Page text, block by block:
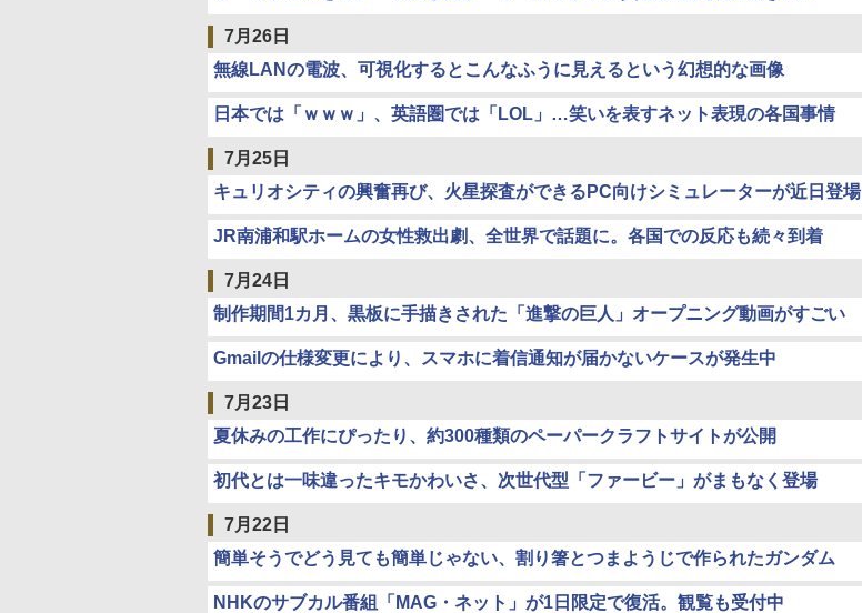
7月26日
無線LANの電波、可視化するとこんなふうに見えるという幻想的な画像
日本では「ｗｗｗ」、英語圏では「LOL」…笑いを表すネット表現の各国事情
7月25日
キュリオシティの興奮再び、火星探査ができるPC向けシミュレーターが近日登場
JR南浦和駅ホームの女性救出劇、全世界で話題に。各国での反応も続々到着
7月24日
制作期間1カ月、黒板に手描きされた「進撃の巨人」オープニング動画がすごい
Gmailの仕様変更により、スマホに着信通知が届かないケースが発生中
7月23日
夏休みの工作にぴったり、約300種類のペーパークラフトサイトが公開
初代とは一味違ったキモかわいさ、次世代型「ファービー」がまもなく登場
7月22日
簡単そうでどう見ても簡単じゃない、割り箸とつまようじで作られたガンダム
NHKのサブカル番組「MAG・ネット」が1日限定で復活。観覧も受付中